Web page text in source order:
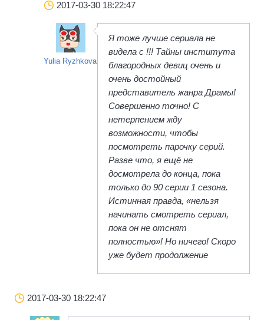
2017-03-30 18:22:47
Yulia Ryzhkova
Я тоже лучше сериала не
видела с !!! Тайны института
благородных девиц очень и
очень достойный
представитель жанра Драмы!
Совершенно точно! С
нетерпением жду
возможности, чтобы
посмотреть парочку серий.
Разве что, я ещё не
досмотрела до конца, пока
только до 90 серии 1 сезона.
Истинная правда, «нельзя
начинать смотреть сериал,
пока он не отснят
полностью»! Но ничего! Скоро
уже будет продолжение
2017-03-30 18:22:47